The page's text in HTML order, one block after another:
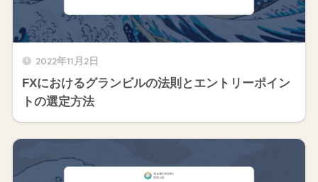
2022年11月2日
FXにおけるグランビルの法則とエントリーポイン
トの選定方法